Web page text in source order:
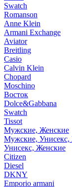
Swatch
Romanson
Anne Klein
Armani Exchange
Aviator
Breitling
Casio
Calvin Klein
Chopard
Moschino
Восток
Dolce&Gabbana
Swatch
Tissot
Мужские, Женские
Мужские, Унисекс,
Унисекс, Женские
Citizen
Diesel
DKNY
Emporio armani